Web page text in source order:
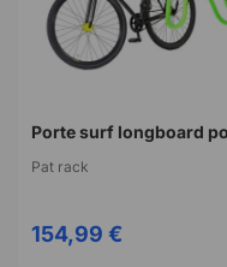
Pat rack
154,99 €